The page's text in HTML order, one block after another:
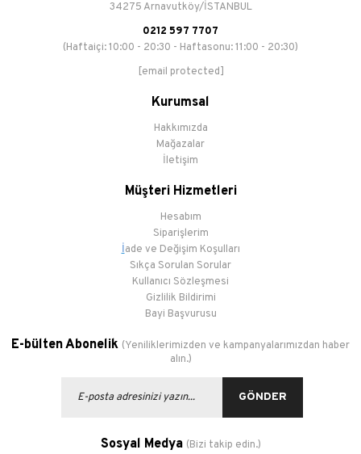
34275 Arnavutköy/İSTANBUL
0212 597 7707
(Haftaiçi: 10:00 - 20:30 - Haftasonu: 11:00 - 20:30)
[email protected]
Kurumsal
Hakkımızda
Mağazalar
İletişim
Müşteri Hizmetleri
Hesabım
Siparişlerim
İade ve Değişim Koşulları
Sıkça Sorulan Sorular
Kullanıcı Sözleşmesi
Gizlilik Bildirimi
Bayi Başvurusu
E-bülten Abonelik (Yeniliklerimizden ve kampanyalarımızdan haber
alın.)
GÖNDER
Sosyal Medya (Bizi takip edin.)